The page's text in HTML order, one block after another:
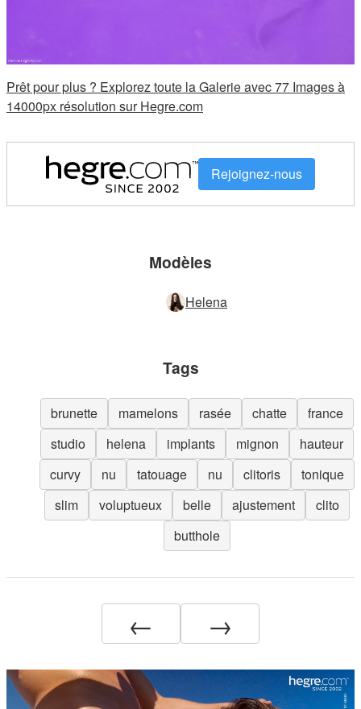
Prêt pour plus ? Explorez toute la Galerie avec 77 Images à
14000px résolution sur Hegre.com
Rejoignez-nous
Modèles
Helena
Tags
brunette mamelons rasée chatte
france
studio
helena implants mignon
hauteur
curvy
nu tatouage nu clitoris
tonique
slim
voluptueux belle ajustement
clito
butthole
← →